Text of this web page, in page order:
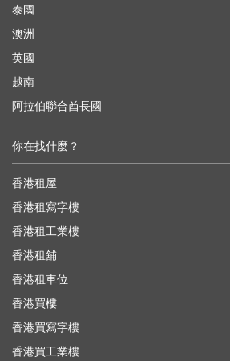
泰國
澳洲
英國
越南
阿拉伯聯合酋長國
你在找什麼？
香港租屋
香港租寫字樓
香港租工業樓
香港租舖
香港租車位
香港買樓
香港買寫字樓
香港買工業樓